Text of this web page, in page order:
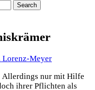
Lorenz-Meyer
Allerdings nur mit Hilfe
ihrer Pflichten als